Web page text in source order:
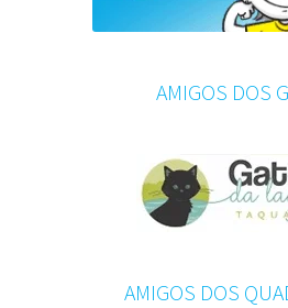
AMIGOS DOS
AMIGOS DOS